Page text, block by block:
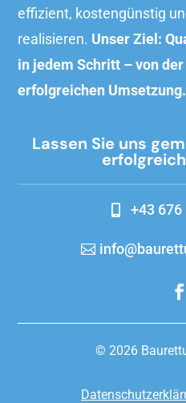
effizient, kostengünstig
realisieren. Unser Ziel:
in jedem Schritt – von
erfolgreichen Umsetzung.
Lassen Sie uns
+43 676
© 2026